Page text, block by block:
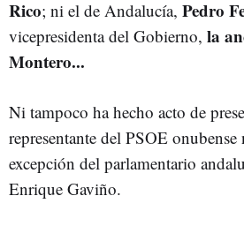
Rico; ni el de Andalucía, Pedro
vicepresidenta del Gobierno, la
Montero...
Ni tampoco ha hecho acto de
representante del PSOE
excepción del parlamentario
Enrique Gaviño.